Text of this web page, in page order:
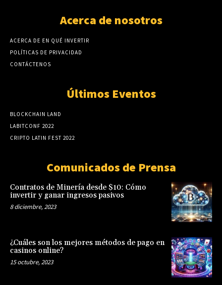
Acerca de nosotros
ACERCA DE EN QUÉ INVERTIR
POLÍTICAS DE PRIVACIDAD
CONTÁCTENOS
Últimos Eventos
BLOCKCHAIN LAND
LABITCONF 2022
CRIPTO LATIN FEST 2022
Comunicados de Prensa
Contratos de Minería desde $10: Cómo
invertir y ganar ingresos pasivos
8 diciembre, 2023
¿Cuáles son los mejores métodos de pago en
casinos online?
15 octubre, 2023